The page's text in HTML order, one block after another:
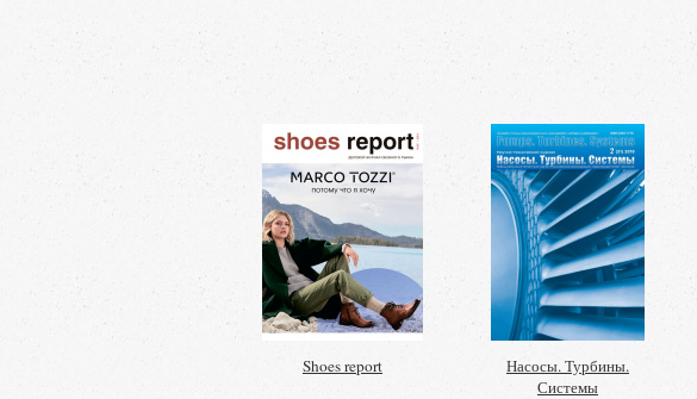
Shoes report
Насосы. Турбины.
Системы